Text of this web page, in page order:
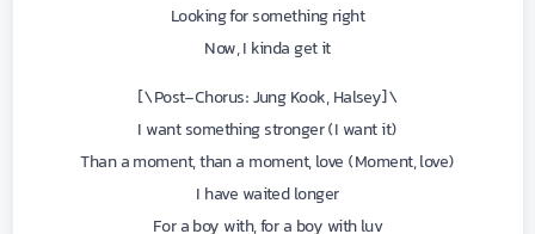
Looking for something right
Now, I kinda get it
\[Post-Chorus: Jung Kook, Halsey\]
I want something stronger (I want it)
Than a moment, than a moment, love (Moment, love)
I have waited longer
For a boy with, for a boy with luv